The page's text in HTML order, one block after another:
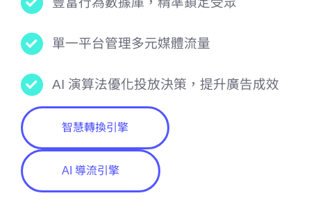
單一平台管理多元媒體流量
AI 演算法優化投放決策，提升廣告成效
智慧轉換引擎
AI 導流引擎